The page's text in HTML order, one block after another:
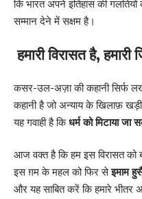
कि भारत अपने इतिहास की
सम्मान देने में सक्षम है।
हमारी विरासत है, हमारी
कसर-उल-अज़ा की कहानी सिर्फ
कहानी है जो अन्याय के खिलाफ़ खड़ी
यह गवाही है किधर्म को मिटाया
आज वक्त है कि हम इस विरासत को
इस ग़म के महल को फिर सेइमाम
और यह साबित करें कि हमारे भीतर